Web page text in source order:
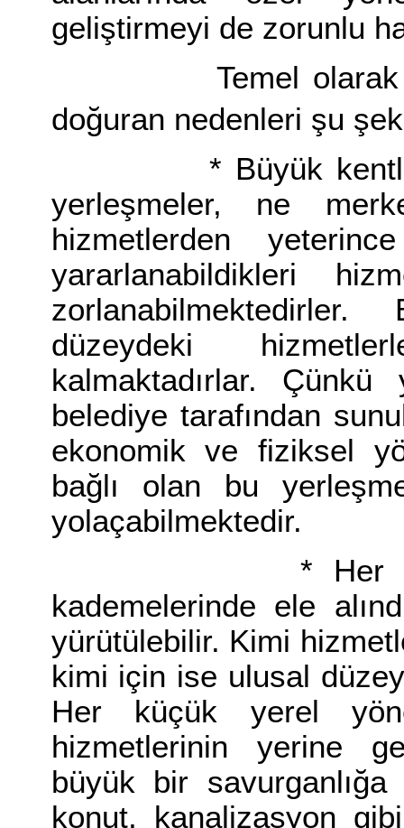
geliştirmeyi de zorunlu
Temel olarak
doğuran nedenleri şu
* Büyük kentlerin
yerleşmeler, ne
hizmetlerden
yararlanabildikleri
düzeydeki
kalmaktadırlar.
belediye tarafından
ekonomik ve fiziksel
bağlı olan bu
yolaçabilmektedir.
* Her kamu
kademelerinde ele
yürütülebilir. Kimi
kimi için ise ulusal
Her küçük yerel
hizmetlerinin yerine
büyük bir savurganlığa
konut, kanalizasyon